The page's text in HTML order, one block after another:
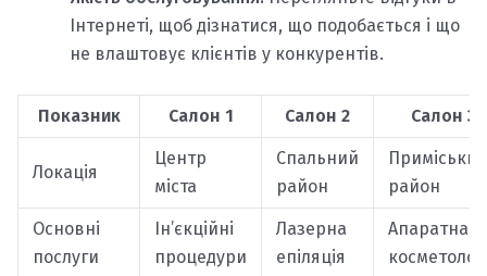
Інтернеті, щоб дізнатися, що подобається і що
не влаштовує клієнтів у конкурентів.
Показник Салон 1 Салон 2 Салон 3
Локація
Центр
міста
Спальний
район
Приміський
район
Основні
послуги
Ін’єкційні
процедури
Лазерна
епіляція
Апаратна